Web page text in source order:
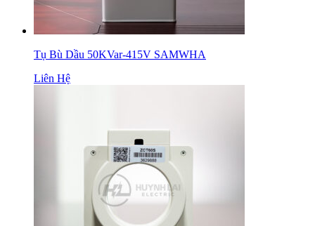
Tụ Bù Dầu 50KVar-415V SAMWHA
Liên Hệ